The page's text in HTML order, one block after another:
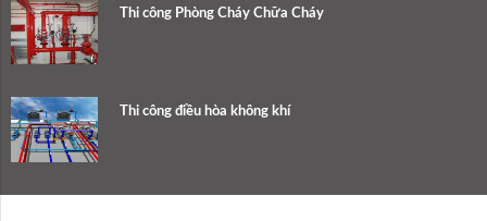
Thi công Phòng Cháy Chữa Cháy
Thi công điều hòa không khí